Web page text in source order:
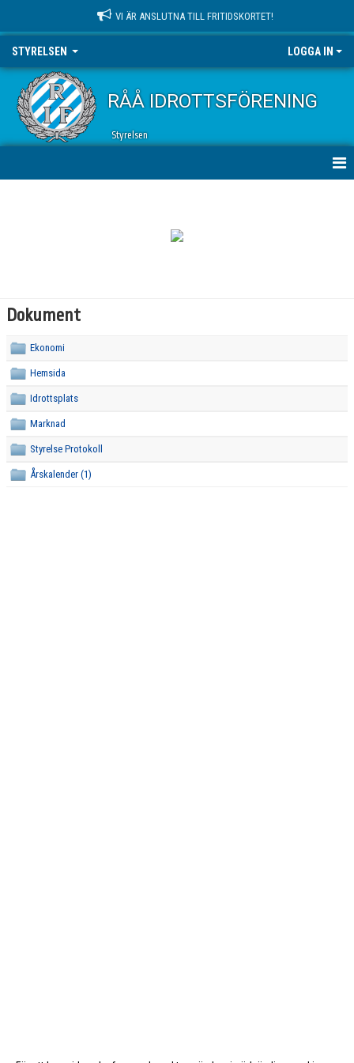
VI ÄR ANSLUTNA TILL FRITIDSKORTET!
STYRELSEN LOGGA IN
RÅÅ IDROTTSFÖRENING
Styrelsen
Dokument
Ekonomi
Hemsida
Idrottsplats
Marknad
Styrelse Protokoll
Årskalender (1)